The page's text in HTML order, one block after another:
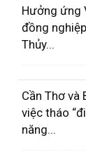
Hưởng ứng
đồng
Thủy...
Cần Thơ và
việc tháo
năng...